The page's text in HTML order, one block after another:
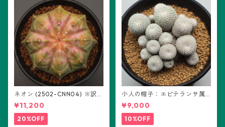
ネオン (2502-CNN04) ※訳あ
り：ギムノカリキウム属 ※実
生
¥11,200
20%OFF
小人の帽子：エピテランサ属
(B01)
¥9,000
10%OFF